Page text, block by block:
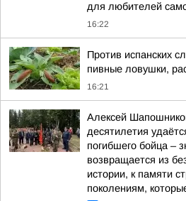
для любителей
16:22
Против испанских
пивные ловушки,
16:21
Алексей
десятилетия
погибшего бойца –
возвращается из
истории, к памяти
поколениям,